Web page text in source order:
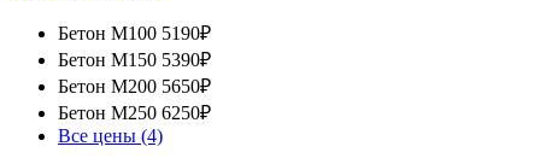
Бетон М100 5190₽
Бетон М150 5390₽
Бетон М200 5650₽
Бетон М250 6250₽
Все цены (4)